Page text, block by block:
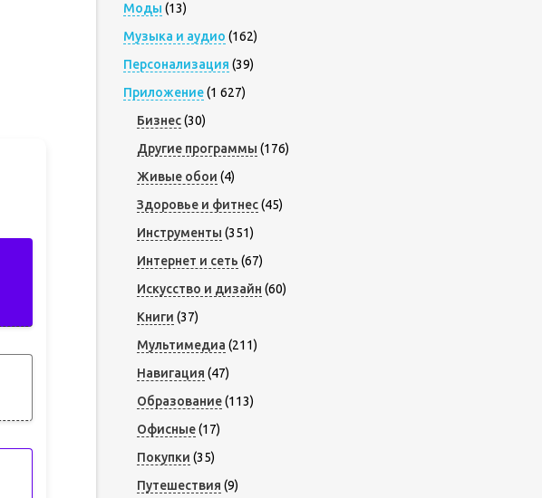
Моды (13)
Музыка и аудио (162)
Персонализация (39)
Приложение(1 627)
Бизнес(30)
Другие программы (176)
Живые обои (4)
Здоровье и фитнес(45)
Инструменты (351)
Интернет и сеть (67)
Искусство и дизайн (60)
Книги (37)
Мультимедиа (211)
Навигация (47)
Образование(113)
Офисные(17)
Покупки (35)
Путешествия (9)